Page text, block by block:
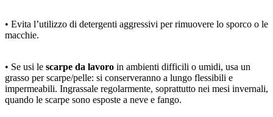
• Evita l’utilizzo di detergenti aggressivi per rimuovere lo sporco o le
macchie.
• Se usi le scarpe da lavoro in ambienti difficili o umidi, usa un
grasso per scarpe/pelle: si conserveranno a lungo flessibili e
impermeabili. Ingrassale regolarmente, soprattutto nei mesi invernali,
quando le scarpe sono esposte a neve e fango.